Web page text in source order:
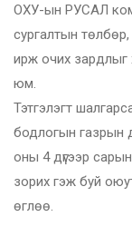
ОХУ-ын РУСАЛ
сургалтын төлбөр,
ирж очих зардлыг
юм.
Тэтгэлэгт
бодлогын газрын
оны 4 дүгээр
зорих гэж буй
өглөө.